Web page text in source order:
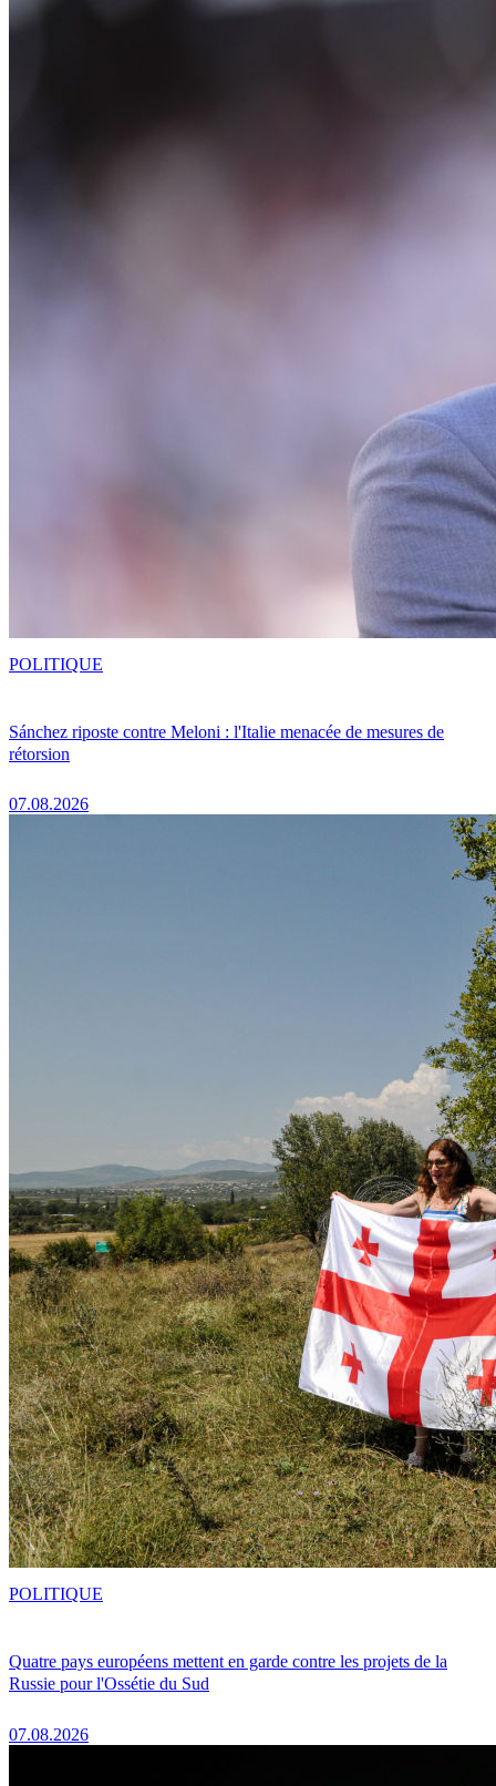
Sánchez riposte contre Meloni : l'Italie menacée de mesures de
rétorsion
07.08.2026
POLITIQUE
Quatre pays européens mettent en garde contre les projets de la
Russie pour l'Ossétie du Sud
07.08.2026
POLITIQUE